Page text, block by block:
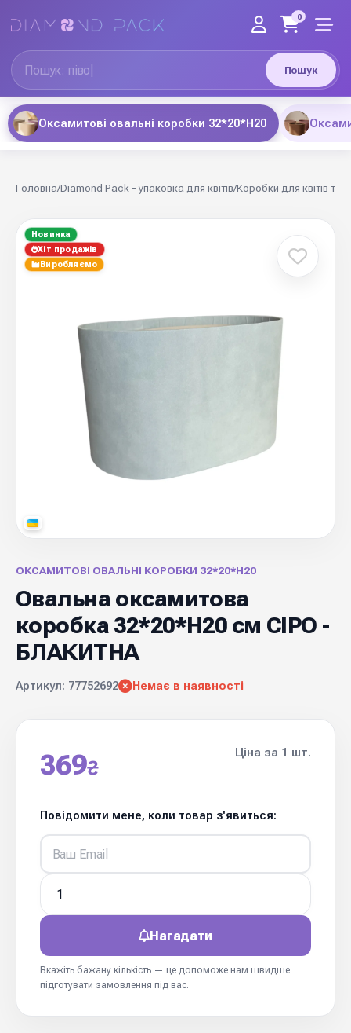
Пошук
0
Оксамитові овальні коробки 32*20*Н20
Головна/Diamond Pack - упаковка для квітів/Коробки для квітів та
Новинка
Хіт продажів
Виробляємо
ОКСАМИТОВІ ОВАЛЬНІ КОРОБКИ 32*20*Н20
Овальна оксамитова
коробка 32*20*Н20 см СІРО -
БЛАКИТНА
Артикул: 77752692 Немає в наявності
369₴
Ціна за 1 шт.
Повідомити мене, коли товар з'явиться:
Нагадати
Вкажіть бажану кількість — це допоможе нам швидше
підготувати замовлення під вас.